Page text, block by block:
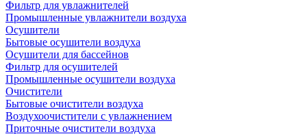
Фильтр для увлажнителей
Промышленные увлажнители воздуха
Осушители
Бытовые осушители воздуха
Осушители для бассейнов
Фильтр для осушителей
Промышленные осушители воздуха
Очистители
Бытовые очистители воздуха
Воздухоочистители с увлажнением
Приточные очистители воздуха